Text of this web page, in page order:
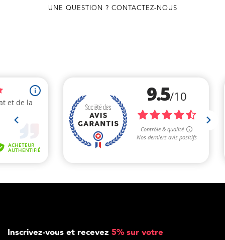
UNE QUESTION ? CONTACTEZ-NOUS
Inscrivez-vous et recevez 5% sur votre